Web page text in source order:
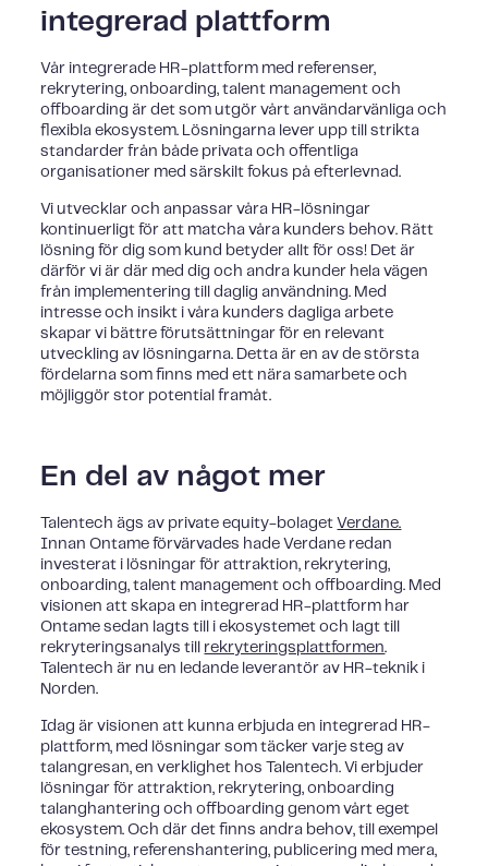
integrerad plattform
Vår integrerade HR-plattform med referenser,
rekrytering, onboarding, talent management och
offboarding är det som utgör vårt användarvänliga och
flexibla ekosystem. Lösningarna lever upp till strikta
standarder från både privata och offentliga
organisationer med särskilt fokus på efterlevnad.
Vi utvecklar och anpassar våra HR-lösningar
kontinuerligt för att matcha våra kunders behov. Rätt
lösning för dig som kund betyder allt för oss! Det är
därför vi är där med dig och andra kunder hela vägen
från implementering till daglig användning. Med
intresse och insikt i våra kunders dagliga arbete
skapar vi bättre förutsättningar för en relevant
utveckling av lösningarna. Detta är en av de största
fördelarna som finns med ett nära samarbete och
möjliggör stor potential framåt.
En del av något mer
Talentech ägs av private equity-bolagetVerdane.
Innan Ontame förvärvades hade Verdane redan
investerat i lösningar för attraktion, rekrytering,
onboarding, talent management och offboarding. Med
visionen att skapa en integrerad HR-plattform har
Ontame sedan lagts till i ekosystemet och lagt till
rekryteringsanalys till rekryteringsplattformen.
Talentech är nu en ledande leverantör av HR-teknik i
Norden.
Idag är visionen att kunna erbjuda en integrerad HR-
plattform, med lösningar som täcker varje steg av
talangresan, en verklighet hos Talentech. Vi erbjuder
lösningar för attraktion, rekrytering, onboarding
talanghantering och offboarding genom vårt eget
ekosystem. Och där det finns andra behov, till exempel
för testning, referenshantering, publicering med mera,